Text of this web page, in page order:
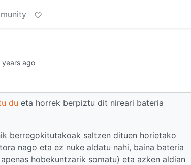
years ago
du eta horrek berpiztu dit nireari bateria
berregokitutakoak saltzen dituen horietako
nago eta ez nuke aldatu nahi, baina bateria
hobekuntzarik somatu) eta azken aldian